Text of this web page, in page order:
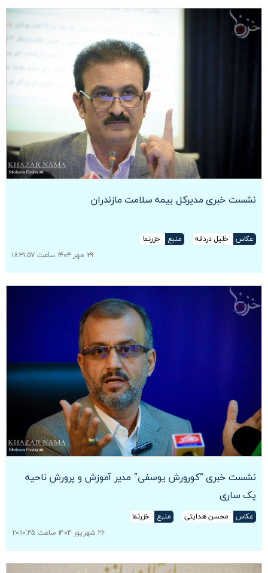
نشست خبری مدیرکل بیمه سلامت مازندران
عکاس خلیل دردانه منبع
خزرنما
۲۹ مهر ۱۴۰۴ ساعت ۱۸:۳۱:۵۷
نشست خبری “کورورش یوسفی” مدیر آموزش و پرورش ناحیه
یک ساری
عکاس محسن هدایتی منبع
خزرنما
۲۶ شهریور ۱۴۰۴ ساعت ۲۰:۱۰:۴۵